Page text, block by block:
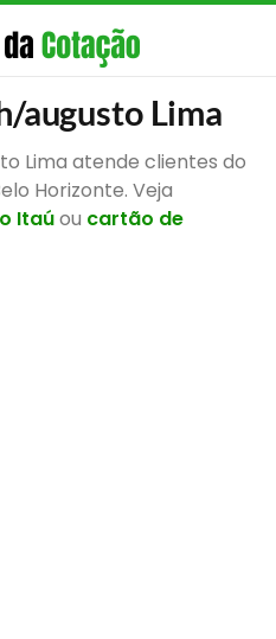
augusto Lima
Lima atende clientes do
Horizonte. Veja
Itaúou cartão de